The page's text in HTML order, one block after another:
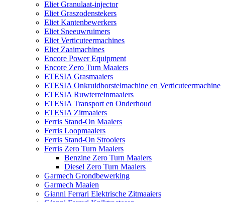
Eliet Granulaat-injector
Eliet Graszodenstekers
Eliet Kantenbewerkers
Eliet Sneeuwruimers
Eliet Verticuteermachines
Eliet Zaaimachines
Encore Power Equipment
Encore Zero Turn Maaiers
ETESIA Grasmaaiers
ETESIA Onkruidborstelmachine en Verticuteermachine
ETESIA Ruwterreinmaaiers
ETESIA Transport en Onderhoud
ETESIA Zitmaaiers
Ferris Stand-On Maaiers
Ferris Loopmaaiers
Ferris Stand-On Strooiers
Ferris Zero Turn Maaiers
Benzine Zero Turn Maaiers
Diesel Zero Turn Maaiers
Garmech Grondbewerking
Garmech Maaien
Gianni Ferrari Elektrische Zitmaaiers